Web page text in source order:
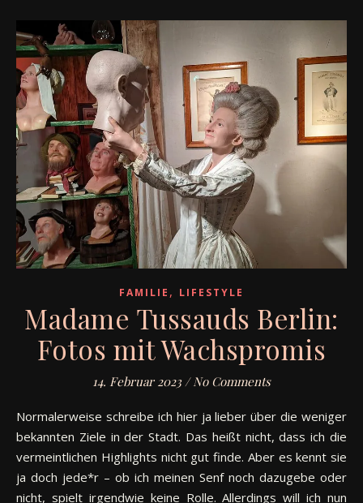
FAMILIE , LIFESTYLE
Madame Tussauds Berlin:
Fotos mit Wachspromis
14. Februar 2023 / No Comments
Normalerweise schreibe ich hier ja lieber über die weniger
bekannten Ziele in der Stadt. Das heißt nicht, dass ich die
vermeintlichen Highlights nicht gut finde. Aber es kennt sie
ja doch jede*r – ob ich meinen Senf noch dazugebe oder
nicht, spielt irgendwie keine Rolle. Allerdings will ich nun